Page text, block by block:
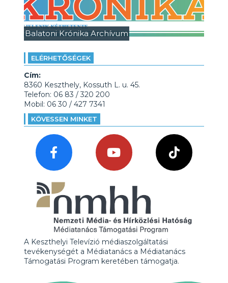
Balatoni Krónika Archívum
ELÉRHETŐSÉGEK
Cím:
8360 Keszthely, Kossuth L. u. 45.
Telefon: 06 83 / 320 200
Mobil: 06 30 / 427 7341
KÖVESSEN MINKET
A Keszthelyi Televízió médiaszolgáltatási
tevékenységét a Médiatanács a Médiatanács
Támogatási Program keretében támogatja.